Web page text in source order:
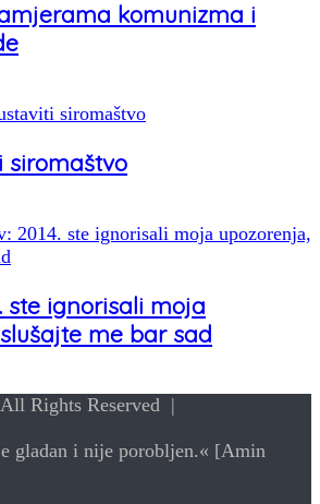
komunizma i
siromaštvo
ste ignorisali moja
me bar sad
Rights Reserved |
gladan i nije porobljen.« [Amin